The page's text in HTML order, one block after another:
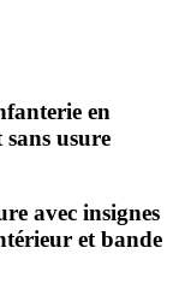
en
usure
avec insignes
et bande